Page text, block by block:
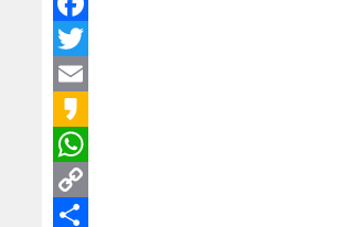
Facebook
Twitter
Email
Kakao
WhatsApp
Copy